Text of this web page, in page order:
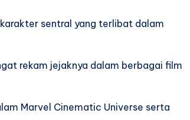
sentral yang terlibat dalam
rekam jejaknya dalam berbagai film
Marvel Cinematic Universe serta